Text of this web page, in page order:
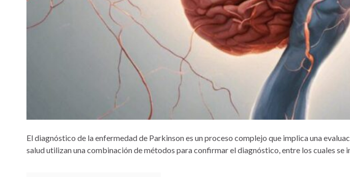
El diagnóstico de la enfermedad de Parkinson es un proceso complejo que implica una
salud utilizan una combinación de métodos para confirmar el diagnóstico, entre los cuales se